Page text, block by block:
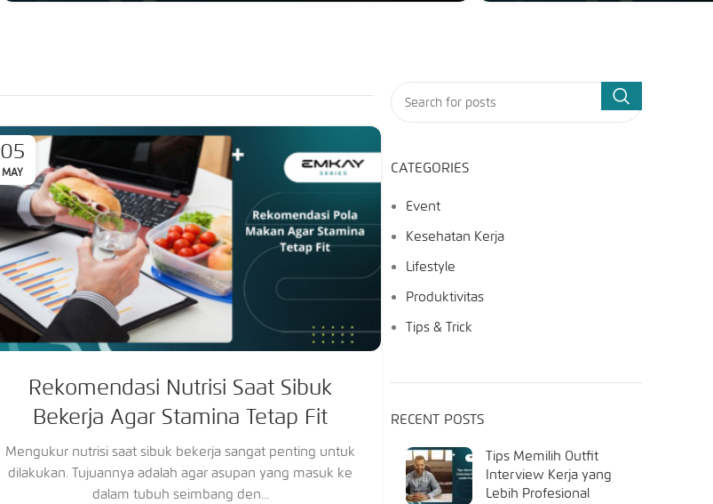
05
MAY
Rekomendasi Nutrisi Saat Sibuk
Bekerja Agar Stamina Tetap Fit
Mengukur nutrisi saat sibuk bekerja sangat penting untuk
dilakukan. Tujuannya adalah agar asupan yang masuk ke
dalam tubuh seimbang den...
CATEGORIES
Event
Kesehatan Kerja
Lifestyle
Produktivitas
Tips & Trick
RECENT POSTS
Tips Memilih Outfit
Interview Kerja yang
Lebih Profesional